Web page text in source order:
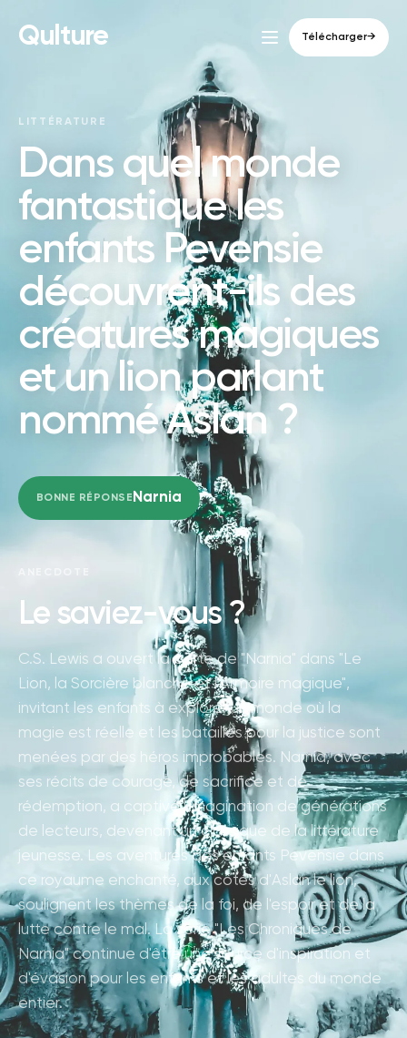
Qulture Télécharger→
LITTÉRATURE
Dans quel monde
fantastique les
enfants Pevensie
découvrent-ils des
créatures magiques
et un lion parlant
nommé Aslan ?
BONNE RÉPONSE Narnia
Le saviez-vous ?
C.S. Lewis a ouvert la porte de "Narnia" dans "Le
Lion, la Sorcière blanche et l'Armoire magique",
invitant les enfants à explorer un monde où la
magie est réelle et les batailles pour la justice sont
menées par des héros improbables. Narnia, avec
ses récits de courage, de sacrifice et de
rédemption, a captivé l'imagination de générations
de lecteurs, devenant un classique de la littérature
jeunesse. Les aventures des enfants Pevensie dans
ce royaume enchanté, aux côtés d'Aslan le lion,
soulignent les thèmes de la foi, de l'espoir et de la
lutte contre le mal. La série "Les Chroniques de
Narnia" continue d'être une source d'inspiration et
d'évasion pour les enfants et les adultes du monde
entier.